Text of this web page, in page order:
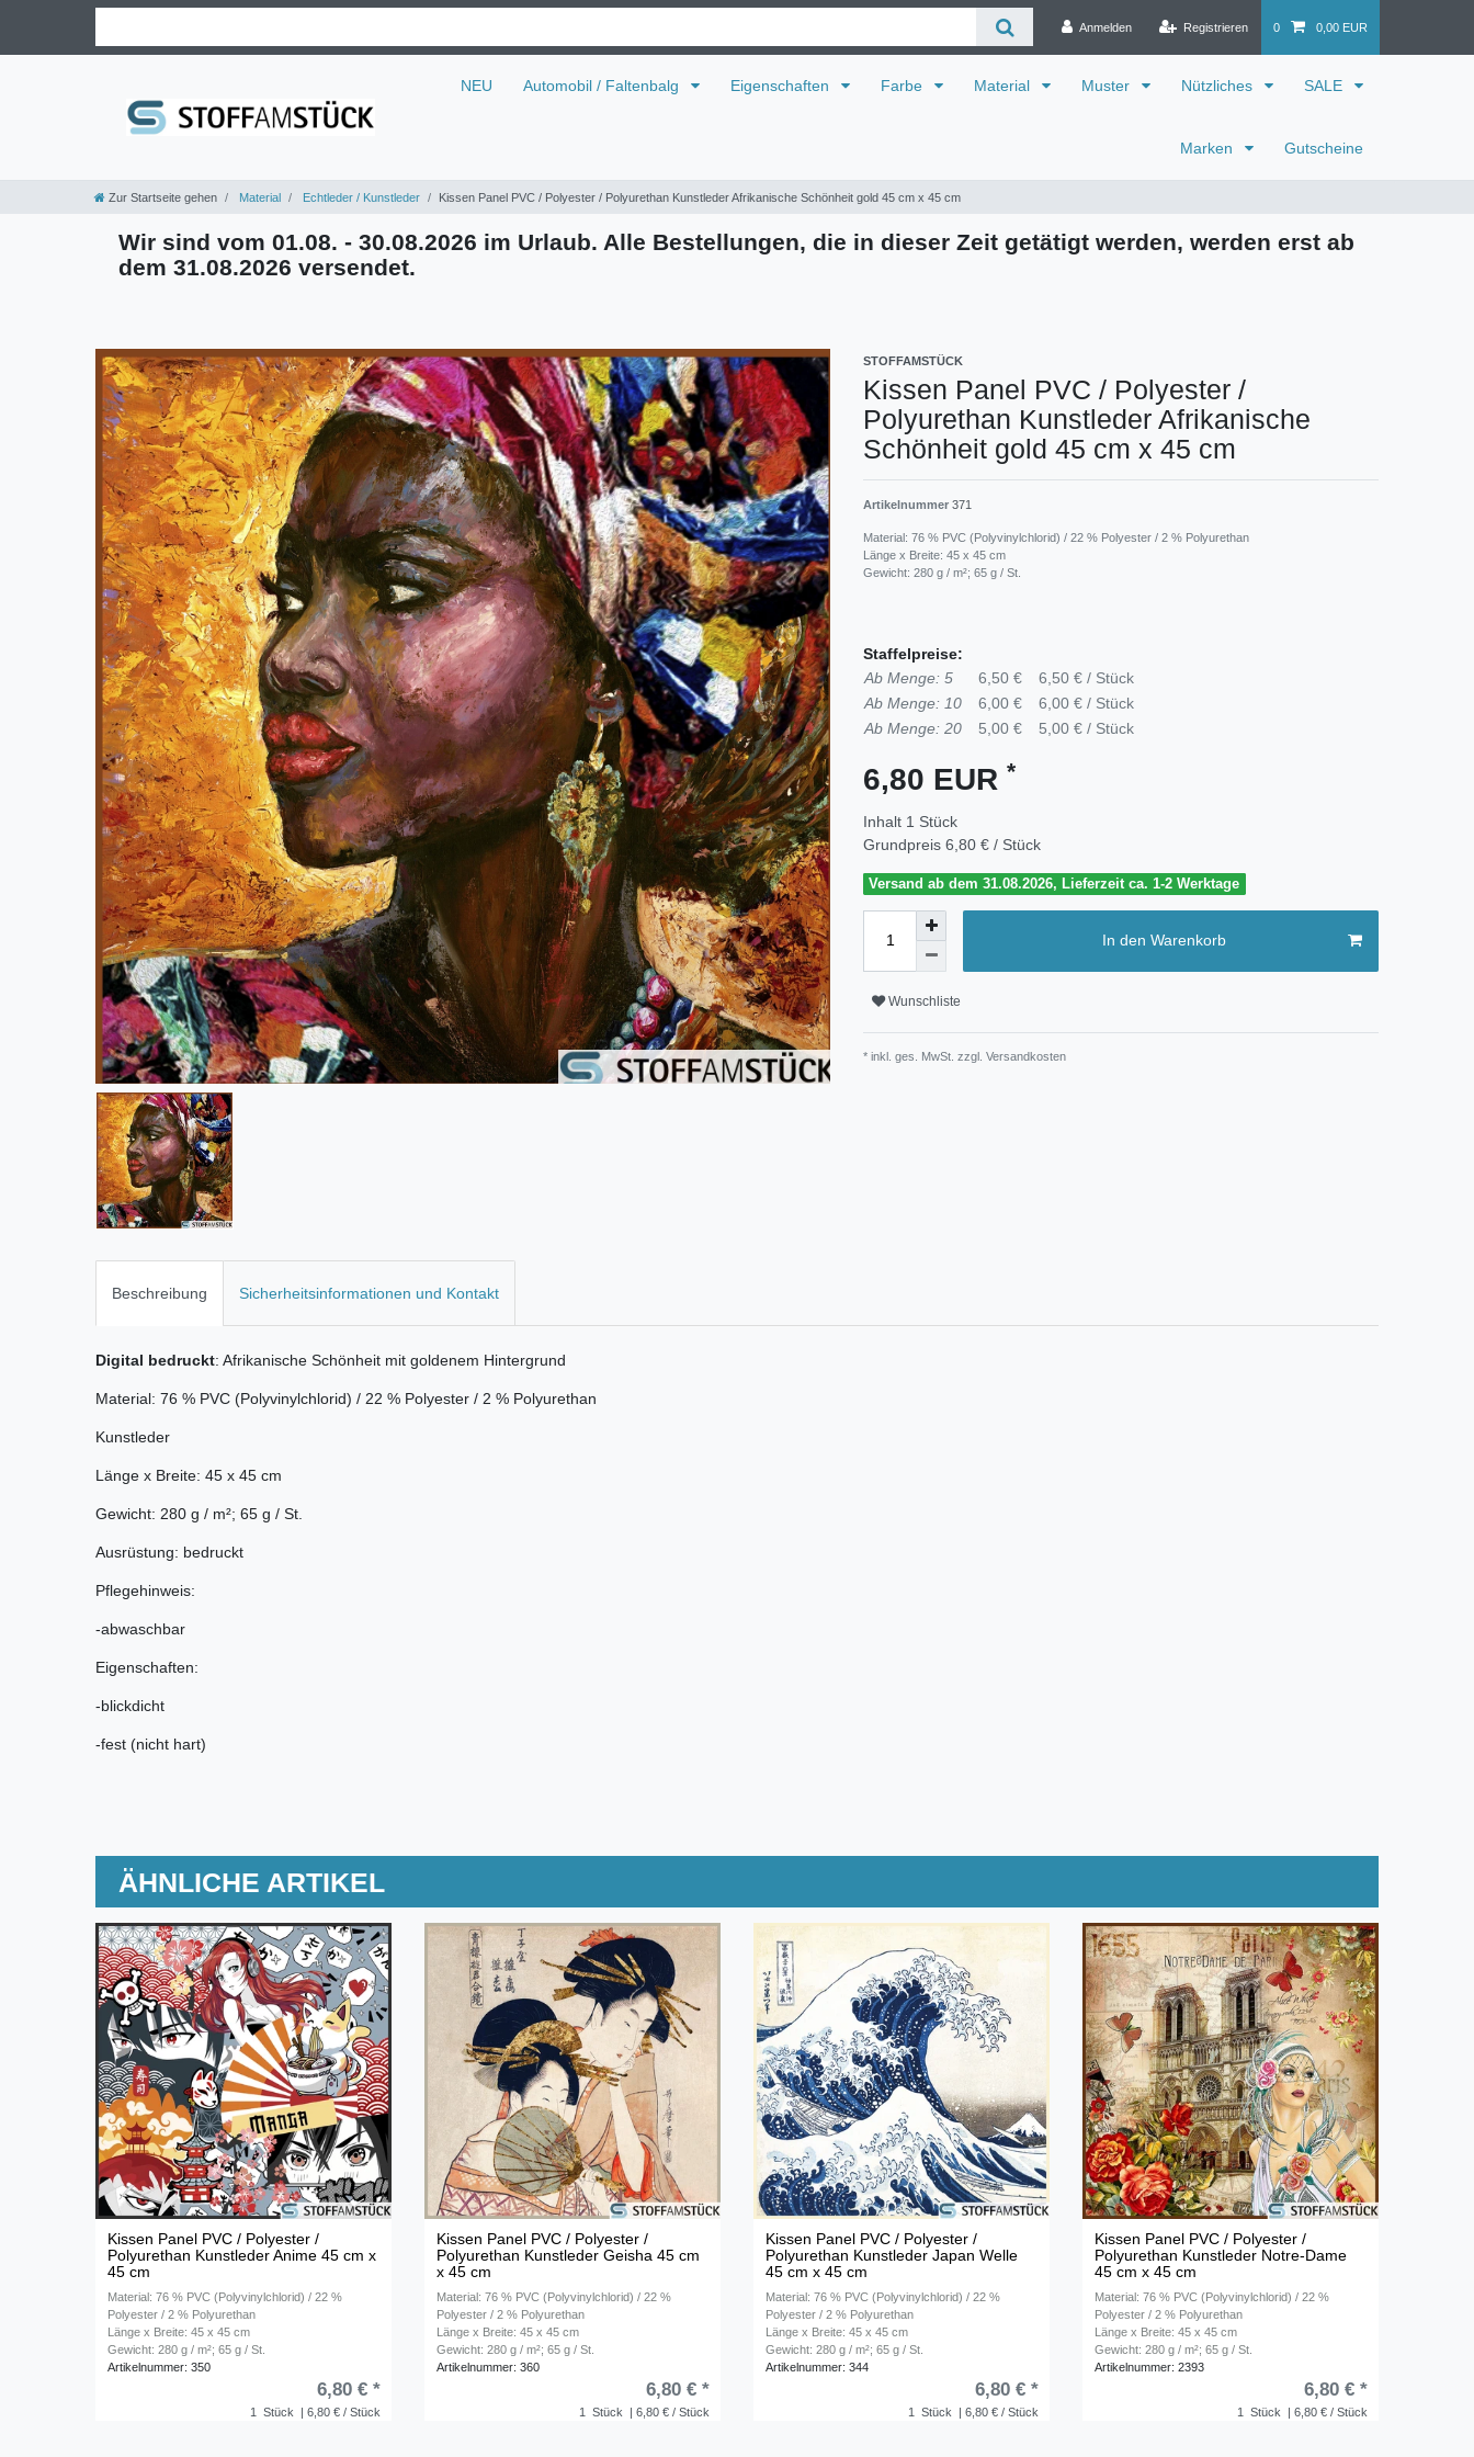
Anmelden Registrieren 0 0,00 EUR
NEU Automobil / Faltenbalg Eigenschaften Farbe Material Muster Nützliches SALE
Marken Gutscheine
Zur Startseite gehen Material Echtleder / Kunstleder Kissen Panel PVC / Polyester / Polyurethan Kunstleder Afrikanische Schönheit gold 45 cm x 45 cm
Wir sind vom 01.08. - 30.08.2026 im Urlaub. Alle Bestellungen, die in dieser Zeit getätigt werden, werden erst ab
dem 31.08.2026 versendet.
STOFFAMSTÜCK
Kissen Panel PVC / Polyester /
Polyurethan Kunstleder Afrikanische
Schönheit gold 45 cm x 45 cm
Artikelnummer 371
Material: 76 % PVC (Polyvinylchlorid) / 22 % Polyester / 2 % Polyurethan
Länge x Breite: 45 x 45 cm
Gewicht: 280 g / m²; 65 g / St.
Staffelpreise:
Ab Menge: 5
6,50 €
6,50 € / Stück
Ab Menge: 10
6,00 €
6,00 € / Stück
Ab Menge: 20
5,00 € 5,00 € / Stück
6,80 EUR *
Inhalt 1 Stück
Grundpreis 6,80 € / Stück
Versand ab dem 31.08.2026, Lieferzeit ca. 1-2 Werktage
In den Warenkorb
Wunschliste
* inkl. ges. MwSt. zzgl. Versandkosten
Beschreibung Sicherheitsinformationen und Kontakt
Digital bedruckt: Afrikanische Schönheit mit goldenem Hintergrund
Material: 76 % PVC (Polyvinylchlorid) / 22 % Polyester / 2 % Polyurethan
Kunstleder
Länge x Breite: 45 x 45 cm
Gewicht: 280 g / m²; 65 g / St.
Ausrüstung: bedruckt
Pflegehinweis:
-abwaschbar
Eigenschaften:
-blickdicht
-fest (nicht hart)
ÄHNLICHE ARTIKEL
Kissen Panel PVC / Polyester /
Polyurethan Kunstleder Anime 45 cm x
45 cm
Material: 76 % PVC (Polyvinylchlorid) / 22 %
Polyester / 2 % Polyurethan
Länge x Breite: 45 x 45 cm
Gewicht: 280 g / m²; 65 g / St.
Artikelnummer: 350
1 Stück | 6,80 € / Stück
6,80 € *
Kissen Panel PVC / Polyester /
Polyurethan Kunstleder Geisha 45 cm
x 45 cm
Material: 76 % PVC (Polyvinylchlorid) / 22 %
Polyester / 2 % Polyurethan
Länge x Breite: 45 x 45 cm
Gewicht: 280 g / m²; 65 g / St.
Artikelnummer: 360
1 Stück | 6,80 € / Stück
6,80 € *
Kissen Panel PVC / Polyester /
Polyurethan Kunstleder Japan Welle
45 cm x 45 cm
Material: 76 % PVC (Polyvinylchlorid) / 22 %
Polyester / 2 % Polyurethan
Länge x Breite: 45 x 45 cm
Gewicht: 280 g / m²; 65 g / St.
Artikelnummer: 344
1 Stück | 6,80 € / Stück
6,80 € *
Kissen Panel PVC / Polyester /
Polyurethan Kunstleder Notre-Dame
45 cm x 45 cm
Material: 76 % PVC (Polyvinylchlorid) / 22 %
Polyester / 2 % Polyurethan
Länge x Breite: 45 x 45 cm
Gewicht: 280 g / m²; 65 g / St.
Artikelnummer: 2393
1 Stück | 6,80 € / Stück
6,80 € *